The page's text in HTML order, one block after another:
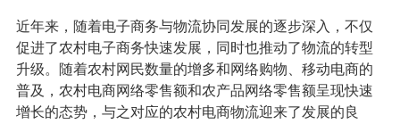
近年来，随着电子商务与物流协同发展的逐步深入，不仅
促进了农村电子商务快速发展，同时也推动了物流的转型
升级。随着农村网民数量的增多和网络购物、移动电商的
普及，农村电商网络零售额和农产品网络零售额呈现快速
增长的态势，与之对应的农村电商物流迎来了发展的良